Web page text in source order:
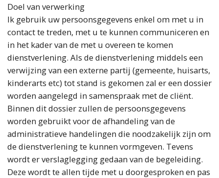
Doel van verwerking
Ik gebruik uw persoonsgegevens enkel om met u in
contact te treden, met u te kunnen communiceren en
in het kader van de met u overeen te komen
dienstverlening. Als de dienstverlening middels een
verwijzing van een externe partij (gemeente, huisarts,
kinderarts etc) tot stand is gekomen zal er een dossier
worden aangelegd in samenspraak met de cliënt.
Binnen dit dossier zullen de persoonsgegevens
worden gebruikt voor de afhandeling van de
administratieve handelingen die noodzakelijk zijn om
de dienstverlening te kunnen vormgeven. Tevens
wordt er verslaglegging gedaan van de begeleiding.
Deze wordt te allen tijde met u doorgesproken en pas